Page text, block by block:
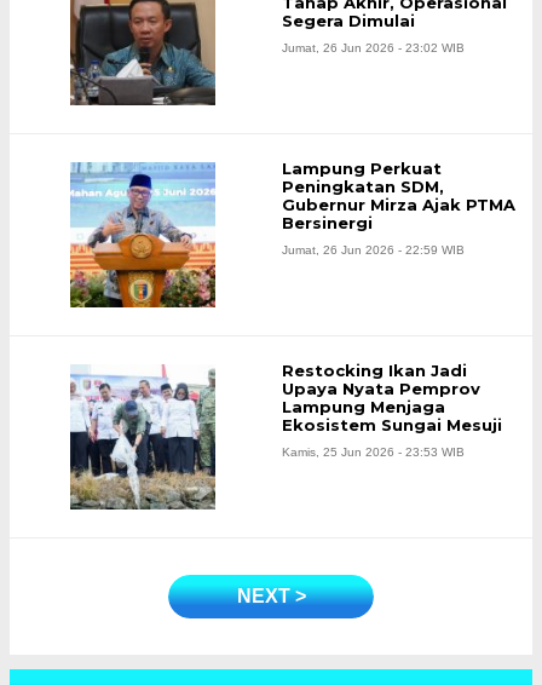
Segera Dimulai
Jumat, 26 Jun 2026 - 23:02 WIB
Lampung Perkuat
Peningkatan SDM,
Gubernur Mirza Ajak PTMA
Bersinergi
Jumat, 26 Jun 2026 - 22:59 WIB
Restocking Ikan Jadi
Upaya Nyata Pemprov
Lampung Menjaga
Ekosistem Sungai Mesuji
Kamis, 25 Jun 2026 - 23:53 WIB
NEXT >